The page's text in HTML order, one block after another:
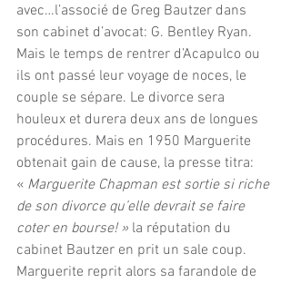
avec…l’associé de Greg Bautzer dans
son cabinet d’avocat: G. Bentley Ryan.
Mais le temps de rentrer d’Acapulco ou
ils ont passé leur voyage de noces, le
couple se sépare. Le divorce sera
houleux et durera deux ans de longues
procédures. Mais en 1950 Marguerite
obtenait gain de cause, la presse titra:
« Marguerite Chapman est sortie si riche
de son divorce qu’elle devrait se faire
coter en bourse! » la réputation du
cabinet Bautzer en prit un sale coup.
Marguerite reprit alors sa farandole de